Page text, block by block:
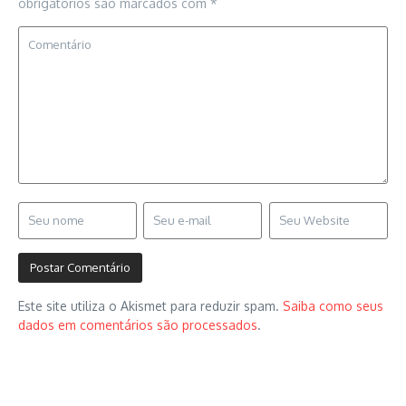
obrigatórios são marcados com *
Este site utiliza o Akismet para reduzir spam. Saiba como seus
dados em comentários são processados.